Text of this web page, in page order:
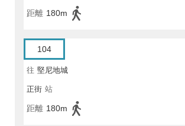
距離 180m
104
往 堅尼地城
正街 站
距離 180m